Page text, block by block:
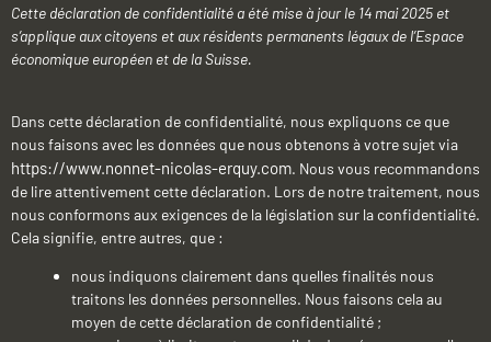
Cette déclaration de confidentialité a été mise à jour le 14 mai 2025 et
s’applique aux citoyens et aux résidents permanents légaux de l’Espace
économique européen et de la Suisse.
Dans cette déclaration de confidentialité, nous expliquons ce que
nous faisons avec les données que nous obtenons à votre sujet via
https://www.nonnet-nicolas-erquy.com. Nous vous recommandons
de lire attentivement cette déclaration. Lors de notre traitement, nous
nous conformons aux exigences de la législation sur la confidentialité.
Cela signifie, entre autres, que :
nous indiquons clairement dans quelles finalités nous
traitons les données personnelles. Nous faisons cela au
moyen de cette déclaration de confidentialité ;